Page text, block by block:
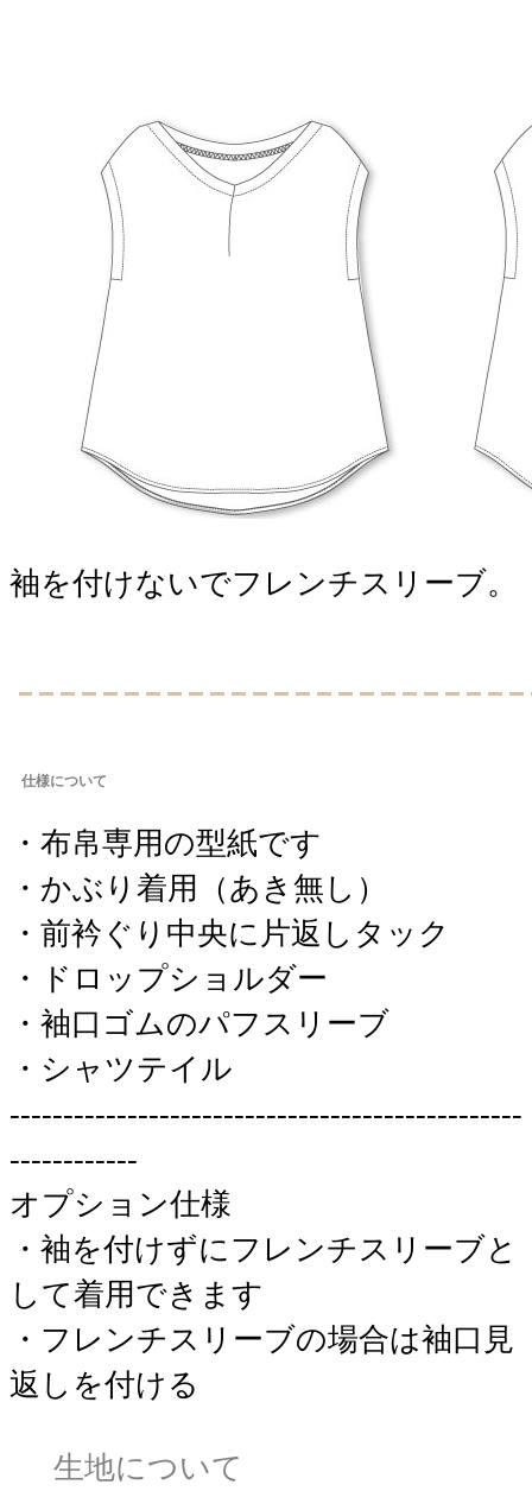
袖を付けないでフレンチスリーブ。
仕様について
・布帛専用の型紙です
・かぶり着用（あき無し）
・前衿ぐり中央に片返しタック
・ドロップショルダー
・袖口ゴムのパフスリーブ
・シャツテイル
------------------------------------------------
------------
オプション仕様
・袖を付けずにフレンチスリーブと
して着用できます
・フレンチスリーブの場合は袖口見
返しを付ける
生地について